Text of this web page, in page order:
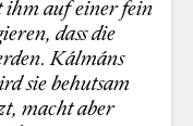
ihm auf einer fein
dass die
Kálmáns
sie behutsam
macht aber